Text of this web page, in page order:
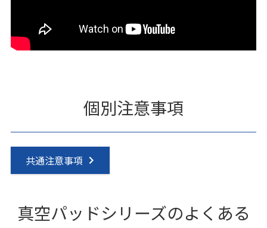
個別注意事項
共通注意事項
真空パッドシリーズのよくある